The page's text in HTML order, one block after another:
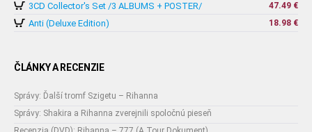
3CD Collector's Set /3 ALBUMS + POSTER/ 47.49 €
Anti (Deluxe Edition) 18.98 €
ČLÁNKY A RECENZIE
Správy: Ďalší tromf Szigetu – Rihanna
Správy: Shakira a Rihanna zverejnili spoločnú pieseň